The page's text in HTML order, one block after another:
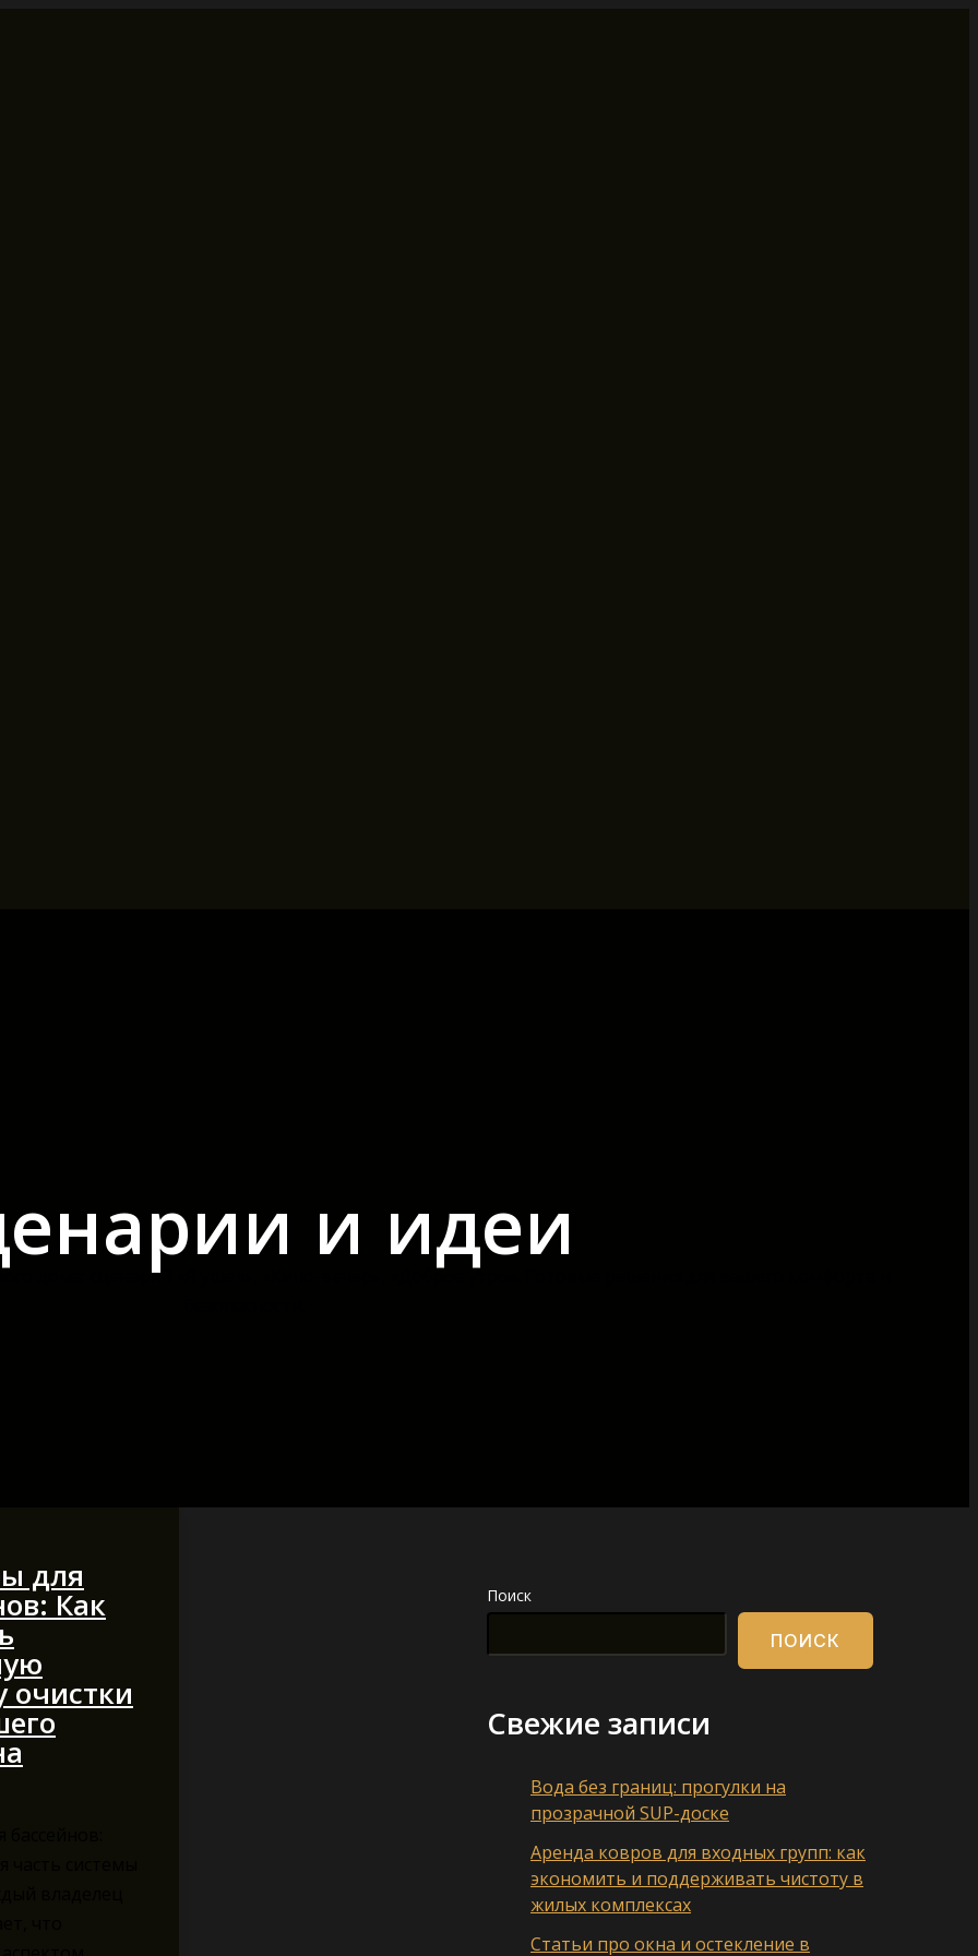
и идеи
дома: сценарий «Я ушел», «Кино-вечер», «Доброе утро». Готовые решения для вашего комфорта и
для
Как
очистки
Поиск
ПОИСК
Свежие записи
Вода без границ: прогулки на
прозрачной SUP-доске
Аренда ковров для входных групп: как
экономить и поддерживать чистоту в
жилых комплексах
Статьи про окна и остекление в